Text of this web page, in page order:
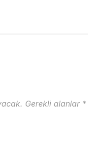
Gerekli alanlar *